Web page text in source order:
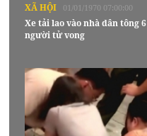
XÃ HỘI 01/01/1970 07:00:00
Xe tải lao vào nhà dân tông 6
người tử vong